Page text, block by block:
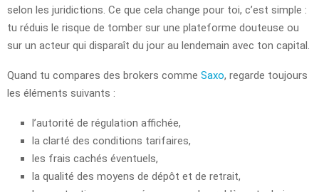
selon les juridictions. Ce que cela change pour toi, c’est simple :
tu réduis le risque de tomber sur une plateforme douteuse ou
sur un acteur qui disparaît du jour au lendemain avec ton capital.
Quand tu compares des brokers comme Saxo, regarde toujours
les éléments suivants :
l’autorité de régulation affichée,
la clarté des conditions tarifaires,
les frais cachés éventuels,
la qualité des moyens de dépôt et de retrait,